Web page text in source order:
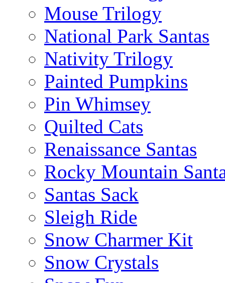
Mouse Trilogy
National Park Santas
Nativity Trilogy
Painted Pumpkins
Pin Whimsey
Quilted Cats
Renaissance Santas
Rocky Mountain
Santas Sack
Sleigh Ride
Snow Charmer Kit
Snow Crystals